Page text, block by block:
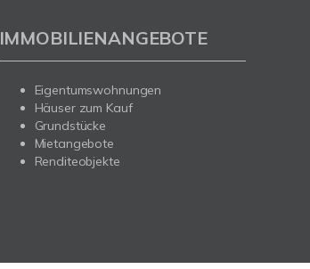
IMMOBILIENANGEBOTE
Eigentumswohnungen
Häuser zum Kauf
Grundstücke
Mietangebote
Renditeobjekte